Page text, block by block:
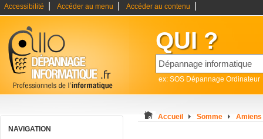
Accessibilité Accéder au menu Accéder au contenu
QUI ?
ex: SOS Dépannage Ordinateur
NAVIGATION
Accueil Somme Amiens